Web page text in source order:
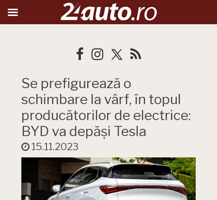
Se prefigurează o
schimbare la vârf, în topul
producătorilor de electrice:
BYD va depăși Tesla
15.11.2023